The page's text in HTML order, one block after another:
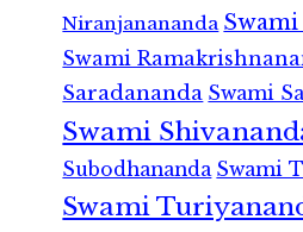
Niranjanananda
Swami
Saradananda Swami
Swami
Subodhananda Swami
Swami